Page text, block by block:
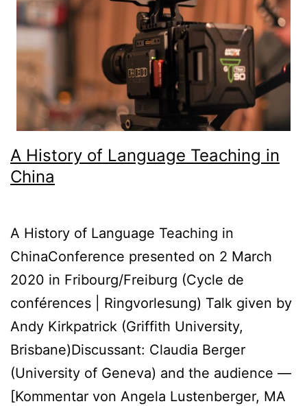
A History of Language Teaching in
China
A History of Language Teaching in
ChinaConference presented on 2 March
2020 in Fribourg/Freiburg (Cycle de
conférences | Ringvorlesung) Talk given by
Andy Kirkpatrick (Griffith University,
Brisbane)Discussant: Claudia Berger
(University of Geneva) and the audience —
[Kommentar von Angela Lustenberger, MA